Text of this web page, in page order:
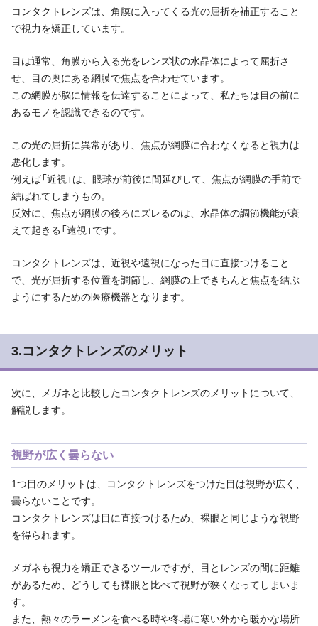
コンタクトレンズは、角膜に入ってくる光の屈折を補正すること
で視力を矯正しています。
目は通常、角膜から入る光をレンズ状の水晶体によって屈折さ
せ、目の奥にある網膜で焦点を合わせています。
この網膜が脳に情報を伝達することによって、私たちは目の前に
あるモノを認識できるのです。
この光の屈折に異常があり、焦点が網膜に合わなくなると視力は
悪化します。
例えば「近視」は、眼球が前後に間延びして、焦点が網膜の手前で
結ばれてしまうもの。
反対に、焦点が網膜の後ろにズレるのは、水晶体の調節機能が衰
えて起きる「遠視」です。
コンタクトレンズは、近視や遠視になった目に直接つけること
で、光が屈折する位置を調節し、網膜の上できちんと焦点を結ぶ
ようにするための医療機器となります。
3.コンタクトレンズのメリット
次に、メガネと比較したコンタクトレンズのメリットについて、
解説します。
視野が広く曇らない
1つ目のメリットは、コンタクトレンズをつけた目は視野が広く、
曇らないことです。
コンタクトレンズは目に直接つけるため、裸眼と同じような視野
を得られます。
メガネも視力を矯正できるツールですが、目とレンズの間に距離
があるため、どうしても裸眼と比べて視野が狭くなってしまいま
す。
また、熱々のラーメンを食べる時や冬場に寒い外から暖かな場所